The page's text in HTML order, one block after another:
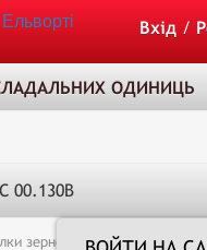
Вхід/
ОДИНИЦЬ
00.130В
зернові /Сеялка